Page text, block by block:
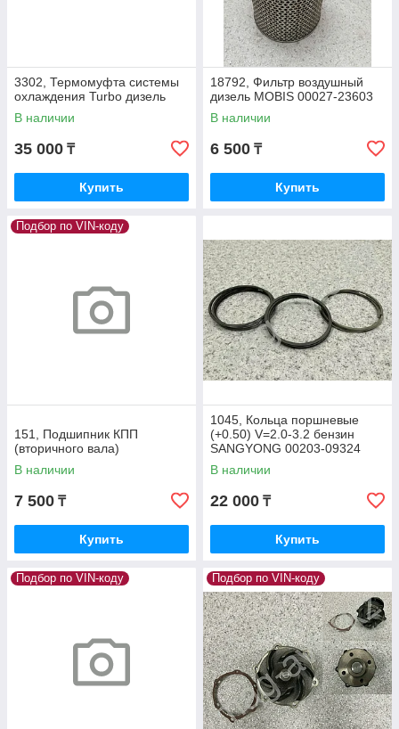
3302, Термомуфта системы
охлаждения Turbo дизель
В наличии
35 000 ₸
Купить
18792, Фильтр воздушный
дизель MOBIS 00027-23603
В наличии
6 500 ₸
Купить
Подбор по VIN-коду
151, Подшипник КПП
(вторичного вала)
В наличии
7 500 ₸
Купить
1045, Кольца поршневые
(+0.50) V=2.0-3.2 бензин
SANGYONG 00203-09324
В наличии
22 000 ₸
Купить
Подбор по VIN-коду Подбор по VIN-коду